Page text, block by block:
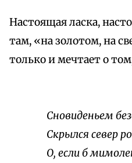
Настоящая ласка,
там, «на золотом, на
только и мечтает о
Сновиденьем
Скрылся север
О, если б